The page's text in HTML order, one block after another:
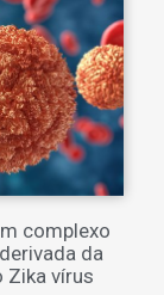
complexo
da
Zika vírus